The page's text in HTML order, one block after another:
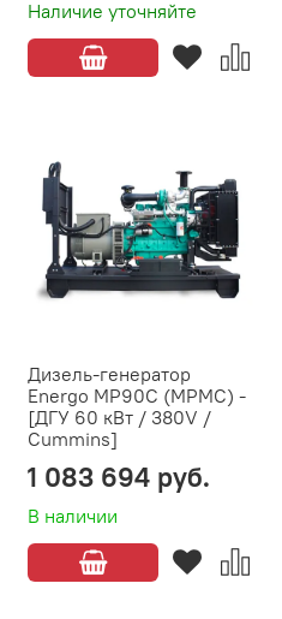
Наличие уточняйте
Дизель-генератор
Energo MP90C (MPMC) -
[ДГУ 60 кВт / 380V /
Cummins]
В наличии
1 083 694 руб.